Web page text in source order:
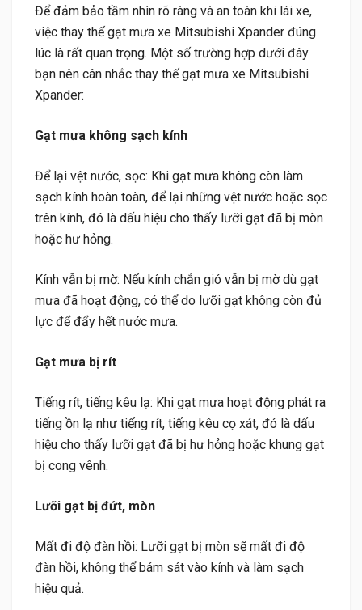
Để đảm bảo tầm nhìn rõ ràng và an toàn khi lái xe,
việc thay thế gạt mưa xe Mitsubishi Xpander đúng
lúc là rất quan trọng. Một số trường hợp dưới đây
bạn nên cân nhắc thay thế gạt mưa xe Mitsubishi
Xpander:
Gạt mưa không sạch kính
Để lại vệt nước, sọc: Khi gạt mưa không còn làm
sạch kính hoàn toàn, để lại những vệt nước hoặc sọc
trên kính, đó là dấu hiệu cho thấy lưỡi gạt đã bị mòn
hoặc hư hỏng.
Kính vẫn bị mờ: Nếu kính chắn gió vẫn bị mờ dù gạt
mưa đã hoạt động, có thể do lưỡi gạt không còn đủ
lực để đẩy hết nước mưa.
Gạt mưa bị rít
Tiếng rít, tiếng kêu lạ: Khi gạt mưa hoạt động phát ra
tiếng ồn lạ như tiếng rít, tiếng kêu cọ xát, đó là dấu
hiệu cho thấy lưỡi gạt đã bị hư hỏng hoặc khung gạt
bị cong vênh.
Lưỡi gạt bị đứt, mòn
Mất đi độ đàn hồi: Lưỡi gạt bị mòn sẽ mất đi độ
đàn hồi, không thể bám sát vào kính và làm sạch
hiệu quả.